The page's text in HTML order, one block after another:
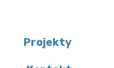
Projekty